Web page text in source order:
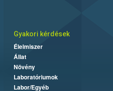
Gyakori kérdések
Élelmiszer
Állat
Növény
Laboratóriumok
Labor/Egyéb